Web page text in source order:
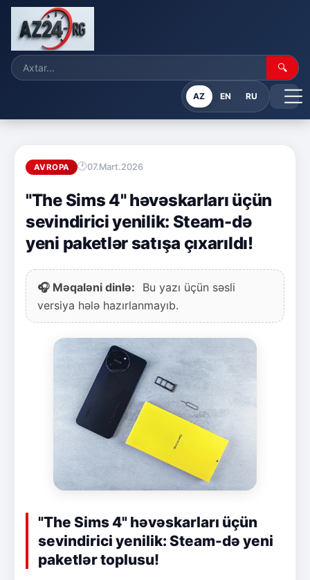
🔍
AZ EN RU
AVROPA 07.Mart.2026
"The Sims 4" həvəskarları üçün
sevindirici yenilik: Steam-də
yeni paketlər satışa çıxarıldı!
🎧 Məqaləni dinlə:
Bu yazı üçün səsli
versiya hələ hazırlanmayıb.
"The Sims 4" həvəskarları üçün
sevindirici yenilik: Steam-də yeni
paketlər toplusu!